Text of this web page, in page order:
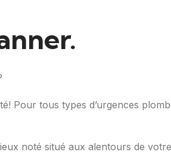
Pour tous types d’urgences
noté situé aux alentours de